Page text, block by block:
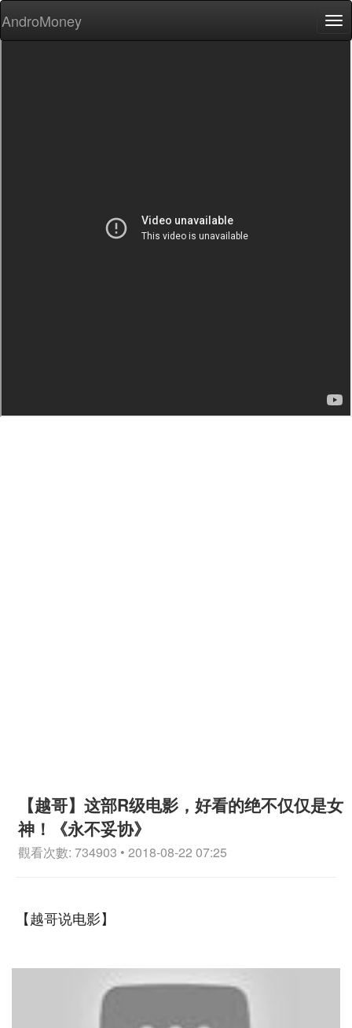
AndroMoney
【越哥】这部R级电影，好看的绝不仅仅是女
神！《永不妥协》
觀看次數: 734903 • 2018-08-22 07:25
【越哥说电影】